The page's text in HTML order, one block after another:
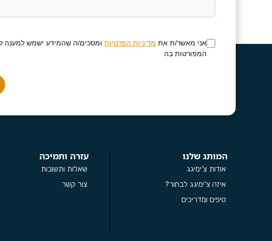
אני מאשר/ת את מדיניות הפרטיותומסכים/ה שהמידע ישמש למענה
המפורטות בה
המותג שלנו
אודות צ’ימיגג
איזה צ'ימיגג לבחור?
טיפים ומדריכים
עזרה ותמיכה
שאלות ותשובות
צור קשר